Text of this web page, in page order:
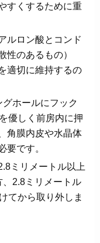
すくするために重
ルロン酸とコンド
性のあるもの）
適切に維持するの
ホールにフック
優しく前房内に押
角膜内皮や水晶体
要です。
ミリメートル以上
2.8ミリメートル
てから取り外しま